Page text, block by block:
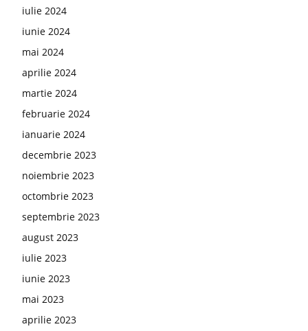
iulie 2024
iunie 2024
mai 2024
aprilie 2024
martie 2024
februarie 2024
ianuarie 2024
decembrie 2023
noiembrie 2023
octombrie 2023
septembrie 2023
august 2023
iulie 2023
iunie 2023
mai 2023
aprilie 2023